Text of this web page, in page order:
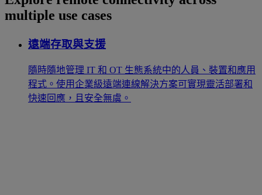
multiple use cases
遠端存取與支援
隨時隨地管理 IT 和 OT 生態系統中的人員、裝置和應用
程式。使用企業級遠端連線解決方案可實現靈活部署和
快速回應，且安全無虞。